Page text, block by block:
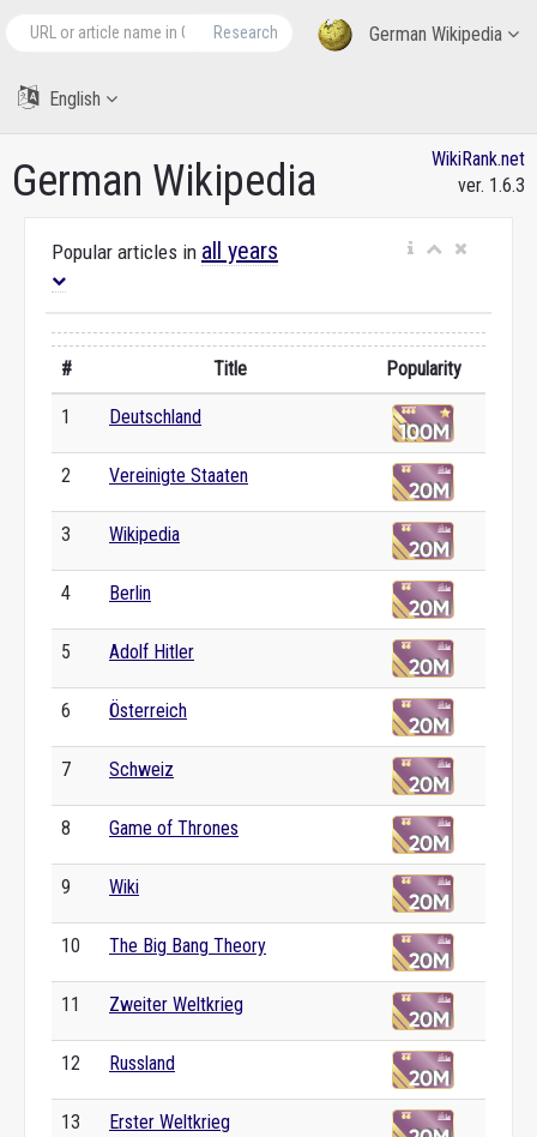
German Wikipedia
Research
English
German Wikipedia
WikiRank.net
ver. 1.6.3
Popular articles in all years
# Title Popularity
1 Deutschland
2 Vereinigte Staaten
3 Wikipedia
4 Berlin
5 Adolf Hitler
6 Österreich
7 Schweiz
8 Game of Thrones
9 Wiki
10 The Big Bang Theory
11 Zweiter Weltkrieg
12 Russland
13 Erster Weltkrieg